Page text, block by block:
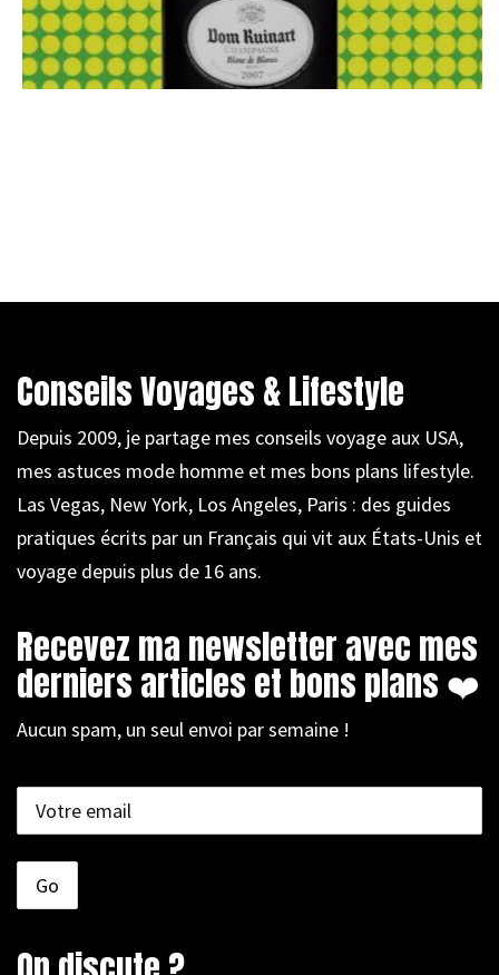
Conseils Voyages & Lifestyle
Depuis 2009, je partage mes conseils voyage aux USA,
mes astuces mode homme et mes bons plans lifestyle.
Las Vegas, New York, Los Angeles, Paris : des guides
pratiques écrits par un Français qui vit aux États-Unis et
voyage depuis plus de 16 ans.
Recevez ma newsletter avec mes
derniers articles et bons plans ❤️
Aucun spam, un seul envoi par semaine !